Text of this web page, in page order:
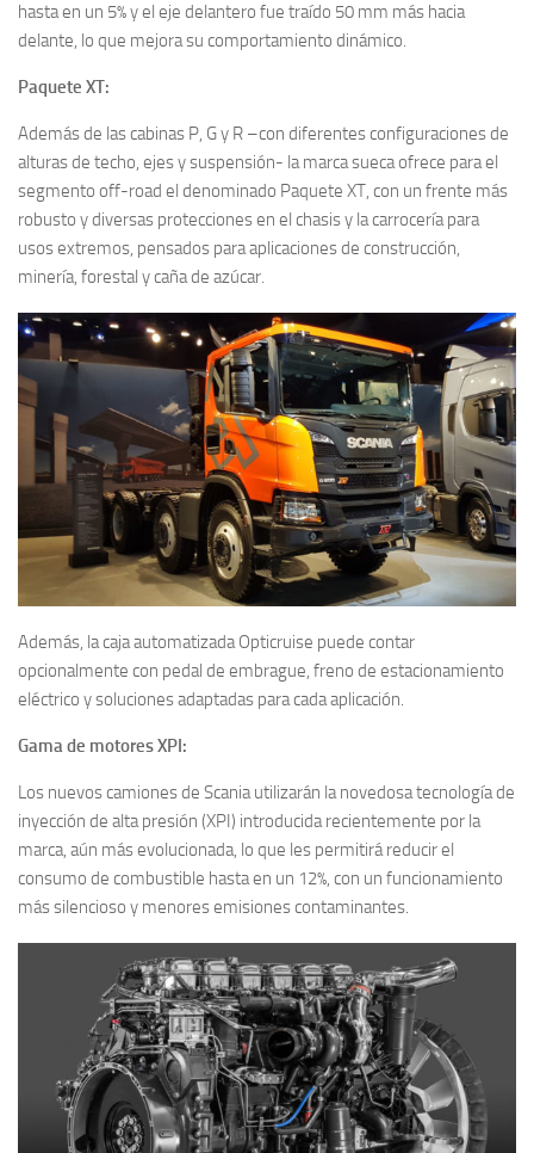
hasta en un 5% y el eje delantero fue traído 50 mm más hacia
delante, lo que mejora su comportamiento dinámico.
Paquete XT:
Además de las cabinas P, G y R –con diferentes configuraciones de
alturas de techo, ejes y suspensión- la marca sueca ofrece para el
segmento off-road el denominado Paquete XT, con un frente más
robusto y diversas protecciones en el chasis y la carrocería para
usos extremos, pensados para aplicaciones de construcción,
minería, forestal y caña de azúcar.
Además, la caja automatizada Opticruise puede contar
opcionalmente con pedal de embrague, freno de estacionamiento
eléctrico y soluciones adaptadas para cada aplicación.
Gama de motores XPI:
Los nuevos camiones de Scania utilizarán la novedosa tecnología de
inyección de alta presión (XPI) introducida recientemente por la
marca, aún más evolucionada, lo que les permitirá reducir el
consumo de combustible hasta en un 12%, con un funcionamiento
más silencioso y menores emisiones contaminantes.